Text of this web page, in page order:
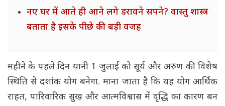
नए घर में आते ही आने लगे डरावने सपने? वास्तु शास्त्र
बताता है इसके पीछे की बड़ी वजह
महीने के पहले दिन यानी 1 जुलाई को सूर्य और अरुण की विशेष
स्थिति से दशांक योग बनेगा. माना जाता है कि यह योग आर्थिक
राहत, पारिवारिक सुख और आत्मविश्वास में वृद्धि का कारण बन